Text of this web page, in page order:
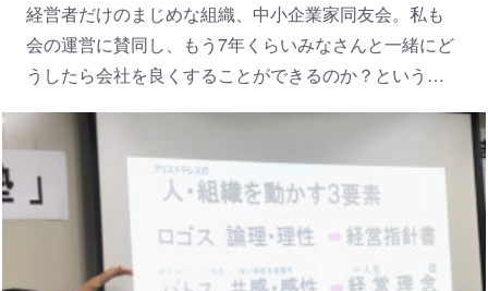
経営者だけのまじめな組織、中小企業家同友会。私も
会の運営に賛同し、もう7年くらいみなさんと一緒にど
うしたら会社を良くすることができるのか？という…